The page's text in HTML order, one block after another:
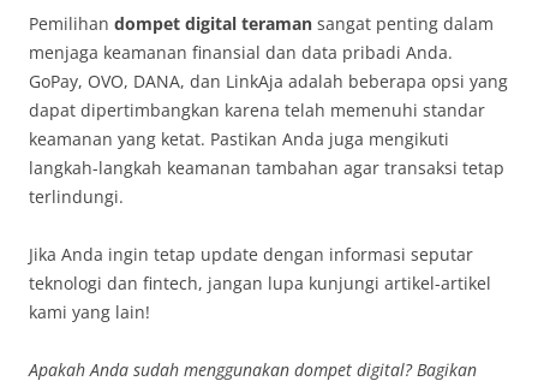
Pemilihan dompet digital teraman sangat penting dalam
menjaga keamanan finansial dan data pribadi Anda.
GoPay, OVO, DANA, dan LinkAja adalah beberapa opsi yang
dapat dipertimbangkan karena telah memenuhi standar
keamanan yang ketat. Pastikan Anda juga mengikuti
langkah-langkah keamanan tambahan agar transaksi tetap
terlindungi.
Jika Anda ingin tetap update dengan informasi seputar
teknologi dan fintech, jangan lupa kunjungi artikel-artikel
kami yang lain!
Apakah Anda sudah menggunakan dompet digital? Bagikan